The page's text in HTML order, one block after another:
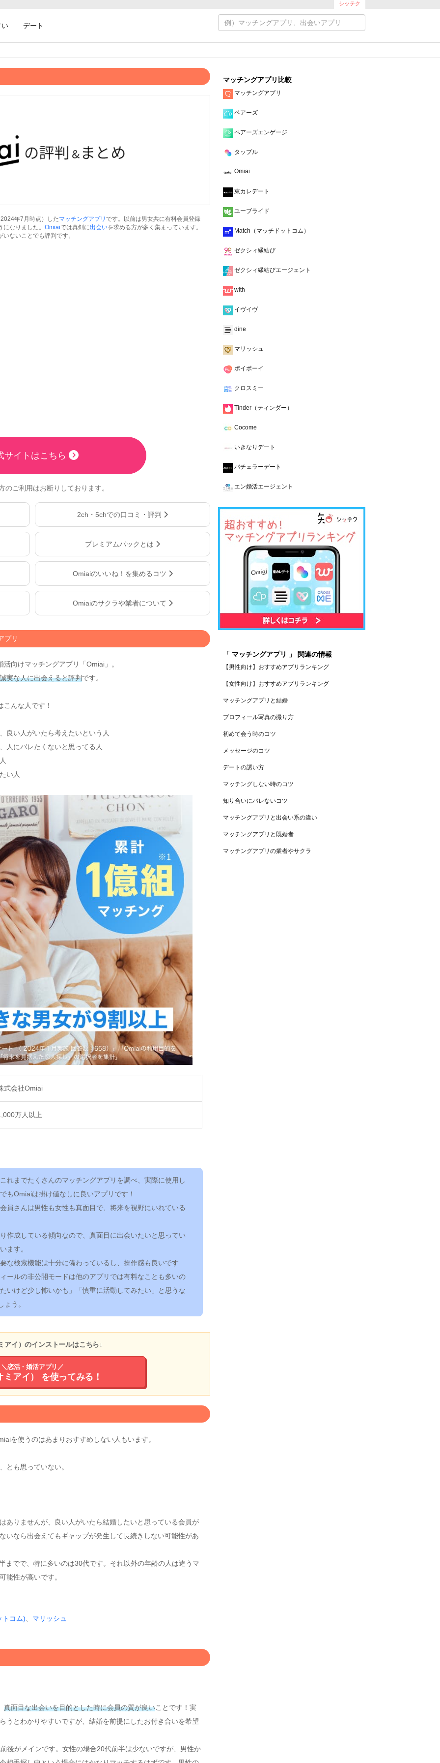
シッテク
い デート
年7月時点）したマッチングアプリ です。以前は男女共に有料会員登録
なりました。 Omiaiでは真剣に出会いを求める方が多く集まっています。
ないことでも評判です。
サイトはこちら
ご利用はお断りしております。
2ch・5chでの口コミ・評判
プレミアムパックとは
Omiaiのいいね！を集めるコツ
Omiaiのサクラや業者について
プリ
向けマッチングアプリ「Omiai」。
誠実な人に出会えると評判です。
んな人です！
良い人がいたら考えたいという人
人にバレたくないと思ってる人
い人
式会社Omiai
万人以上
れまでたくさんのマッチングアプリを調べ、実際に使用し
もOmiaiは掛け値なしに良いアプリです！
員さんは男性も女性も真面目で、将来を視野にいれている
作成している傾向なので、真面目に出会いたいと思ってい
ます。
な検索機能は十分に備わっているし、操作感も良いです
ールの非公開モードは他のアプリでは有料なことも多いの
いけど少し怖いかも」「慎重に活動してみたい」と思うな
う。
アイ）のインストールはこちら↓
＼恋活・婚活アプリ／
アイ） を使ってみる！
を使うのはあまりおすすめしない人もいます。
とも思っていない。
ありませんが、良い人がいたら結婚したいと思っている会員が
いなら出会えてもギャップが発生して長続きしない可能性があ
までで、特に多いのは30代です。それ以外の年齢の人は違うマ
能性が高いです。
トコム) マリッシュ
真面目な出会いを目的とした時に会員の質が良いことです！実
うとわかりやすいですが、結婚を前提にしたお付き合いを希望
後がメインです。女性の場合20代前半は少ないですが、男性か
マッチングアプリ比較
マッチングアプリ
ペアーズ
ペアーズエンゲージ
タップル
Omiai
東カレデート
ユーブライド
Match（マッチドットコム）
ゼクシィ縁結び
ゼクシィ縁結びエージェント
with
イヴイヴ
dine
マリッシュ
ポイボーイ
クロスミー
Tinder（ティンダー）
Cocome
いきなりデート
バチェラーデート
エン婚活エージェント
「 マッチングアプリ 」 関連の情報
【男性向け】おすすめアプリランキング
【女性向け】おすすめアプリランキング
マッチングアプリと結婚
プロフィール写真の撮り方
初めて会う時のコツ
メッセージのコツ
デートの誘い方
マッチングしない時のコツ
知り合いにバレないコツ
マッチングアプリと出会い系の違い
マッチングアプリと既婚者
マッチングアプリの業者やサクラ